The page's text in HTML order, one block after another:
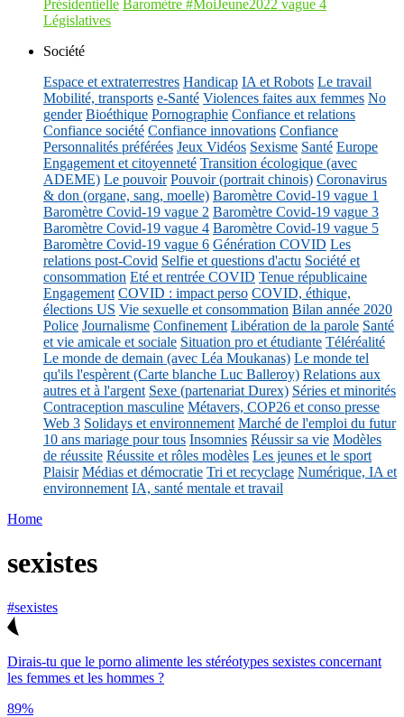
Présidentielle Baromètre #MoiJeune2022 vague 4
Législatives
Société
Espace et extraterrestres Handicap IA et Robots Le travail
Mobilité, transports e-Santé Violences faites aux femmes No
gender Bioéthique Pornographie Confiance et relations
Confiance société Confiance innovations Confiance
Personnalités préférées Jeux Vidéos Sexisme Santé Europe
Engagement et citoyenneté Transition écologique (avec
ADEME) Le pouvoir Pouvoir (portrait chinois) Coronavirus
& don (organe, sang, moelle) Baromètre Covid-19 vague 1
Baromètre Covid-19 vague 2 Baromètre Covid-19 vague 3
Baromètre Covid-19 vague 4 Baromètre Covid-19 vague 5
Baromètre Covid-19 vague 6 Génération COVID Les
relations post-Covid Selfie et questions d'actu Société et
consommation Eté et rentrée COVID Tenue républicaine
Engagement COVID : impact perso COVID, éthique,
élections US Vie sexuelle et consommation Bilan année 2020
Police Journalisme Confinement Libération de la parole Santé
et vie amicale et sociale Situation pro et étudiante Téléréalité
Le monde de demain (avec Léa Moukanas) Le monde tel
qu'ils l'espèrent (Carte blanche Luc Balleroy) Relations aux
autres et à l'argent Sexe (partenariat Durex) Séries et minorités
Contraception masculine Métavers, COP26 et conso presse
Web 3 Solidays et environnement Marché de l'emploi du futur
10 ans mariage pour tous Insomnies Réussir sa vie Modèles
de réussite Réussite et rôles modèles Les jeunes et le sport
Plaisir Médias et démocratie Tri et recyclage Numérique, IA et
environnement IA, santé mentale et travail
Home
sexistes
#sexistes
Dirais-tu que le porno alimente les stéréotypes sexistes concernant
les femmes et les hommes ?
89%